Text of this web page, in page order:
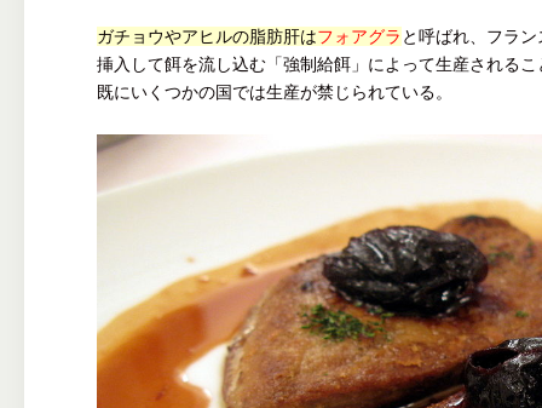
ガチョウやアヒルの脂肪肝はフォアグラ と呼ばれ、フラ
挿入して餌を流し込む「強制給餌」によって生産される
既にいくつかの国では生産が禁じられている。